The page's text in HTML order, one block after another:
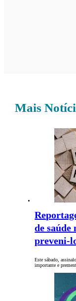
Mais
de saúde
preveni-
Este sábado,
importante e